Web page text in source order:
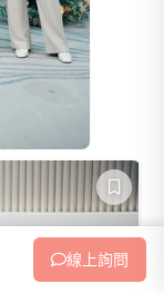
線上詢問